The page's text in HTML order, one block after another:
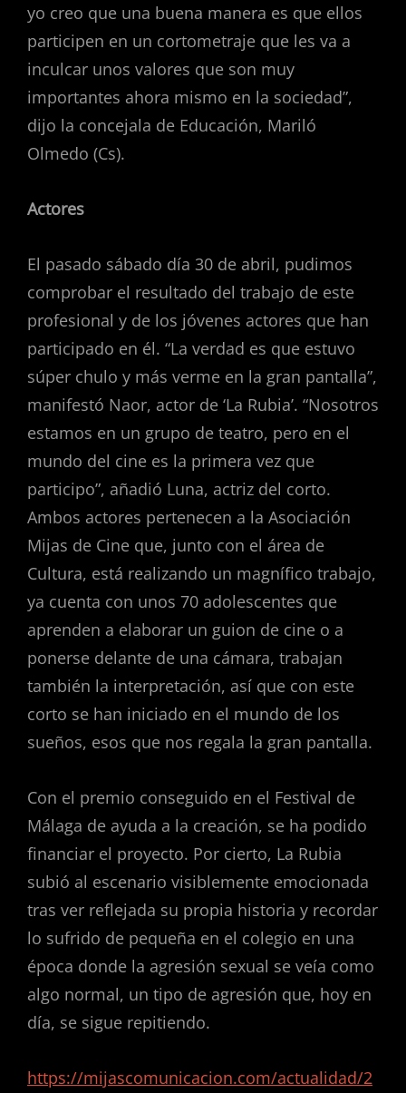
yo creo que una buena manera es que ellos
participen en un cortometraje que les va a
inculcar unos valores que son muy
importantes ahora mismo en la sociedad”,
dijo la concejala de Educación, Mariló
Olmedo (Cs).
Actores
El pasado sábado día 30 de abril, pudimos
comprobar el resultado del trabajo de este
profesional y de los jóvenes actores que han
participado en él. “La verdad es que estuvo
súper chulo y más verme en la gran pantalla”,
manifestó Naor, actor de ‘La Rubia’. “Nosotros
estamos en un grupo de teatro, pero en el
mundo del cine es la primera vez que
participo”, añadió Luna, actriz del corto.
Ambos actores pertenecen a la Asociación
Mijas de Cine que, junto con el área de
Cultura, está realizando un magnífico trabajo,
ya cuenta con unos 70 adolescentes que
aprenden a elaborar un guion de cine o a
ponerse delante de una cámara, trabajan
también la interpretación, así que con este
corto se han iniciado en el mundo de los
sueños, esos que nos regala la gran pantalla.
Con el premio conseguido en el Festival de
Málaga de ayuda a la creación, se ha podido
financiar el proyecto. Por cierto, La Rubia
subió al escenario visiblemente emocionada
tras ver reflejada su propia historia y recordar
lo sufrido de pequeña en el colegio en una
época donde la agresión sexual se veía como
algo normal, un tipo de agresión que, hoy en
día, se sigue repitiendo.
https://mijascomunicacion.com/actualidad/2